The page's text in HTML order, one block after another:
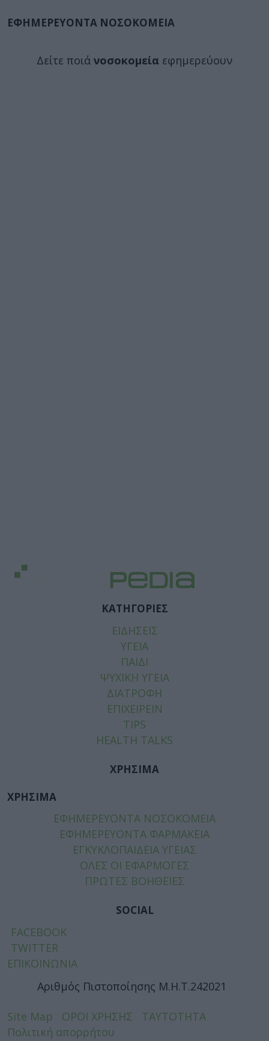
ΕΦΗΜΕΡΕΥΟΝΤΑ ΝΟΣΟΚΟΜΕΙΑ
Δείτε ποιά νοσοκομεία εφημερεύουν
ΚΑΤΗΓΟΡΙΕΣ
ΕΙΔΗΣΕΙΣ
ΥΓΕΙΑ
ΠΑΙΔΙ
ΨΥΧΙΚΗ ΥΓΕΙΑ
ΔΙΑΤΡΟΦΗ
ΕΠΙΧΕΙΡΕΙΝ
TIPS
HEALTH TALKS
ΧΡΗΣΙΜΑ
ΧΡΗΣΙΜΑ
ΕΦΗΜΕΡΕΥΟΝΤΑ ΝΟΣΟΚΟΜΕΙΑ
ΕΦΗΜΕΡΕΥΟΝΤΑ ΦΑΡΜΑΚΕΙΑ
ΕΓΚΥΚΛΟΠΑΙΔΕΙΑ ΥΓΕΙΑΣ
ΟΛΕΣ ΟΙ ΕΦΑΡΜΟΓΕΣ
ΠΡΩΤΕΣ ΒΟΗΘΕΙΕΣ
SOCIAL
FACEBOOK
TWITTER
ΕΠΙΚΟΙΝΩΝΙΑ
Αριθμός Πιστοποίησης Μ.Η.Τ.242021
Site Map ΟΡΟΙ ΧΡΗΣΗΣ
ΤΑΥΤΟΤΗΤΑ
Πολιτική απορρήτου